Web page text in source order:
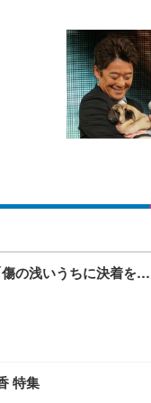
れない 跳ね上げ式アー
テレワーク チェア 強
強/事務用 おしゃれ パソ
勉強/事務用 おしゃれ パソ
EV3240X-WT | 31.5
充電フック付き（CFI-
モニター フルHD（
ラー 1回使い捨て 無香料
枚入り 単品
限定】 Smart
の浅いうちに決着を…
特集